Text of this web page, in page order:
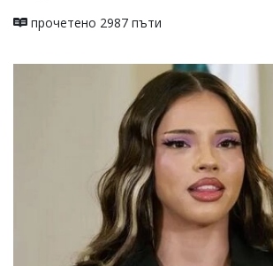
сигнализирайте
прочетено 2987 пъти